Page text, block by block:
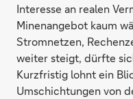
Interesse an realen
Minenangebot kaum
Stromnetzen,
weiter steigt, dürfte
Kurzfristig lohnt ein
Umschichtungen von